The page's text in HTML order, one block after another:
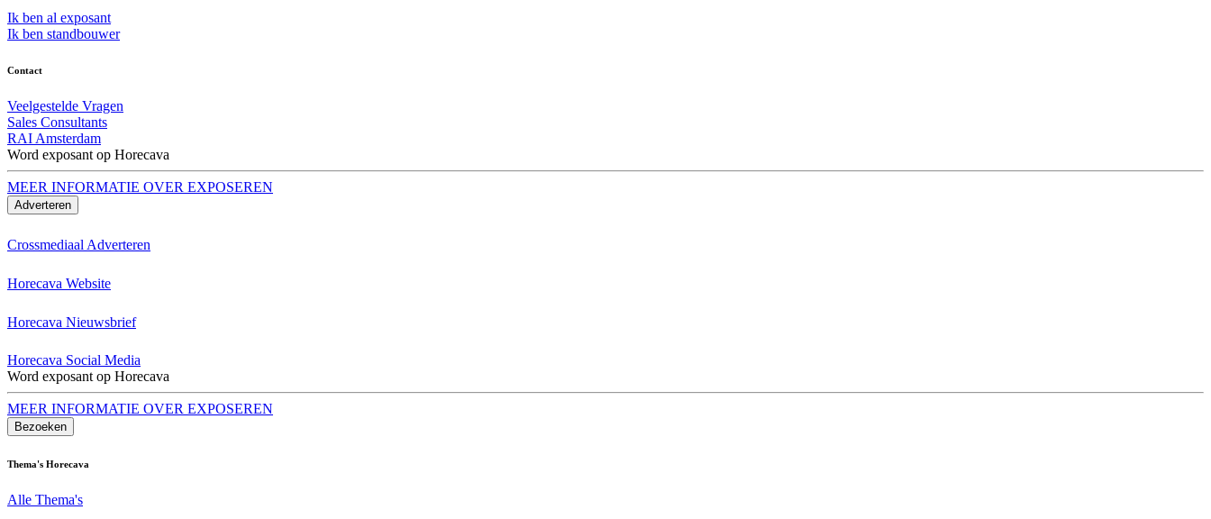
Ik ben al exposant
Ik ben standbouwer
Contact
Veelgestelde Vragen
Sales Consultants
RAI Amsterdam
Word exposant op Horecava
MEER INFORMATIE OVER EXPOSEREN
Adverteren
Crossmediaal Adverteren
Horecava Website
Horecava Nieuwsbrief
Horecava Social Media
Word exposant op Horecava
MEER INFORMATIE OVER EXPOSEREN
Bezoeken
Thema's Horecava
Alle Thema's